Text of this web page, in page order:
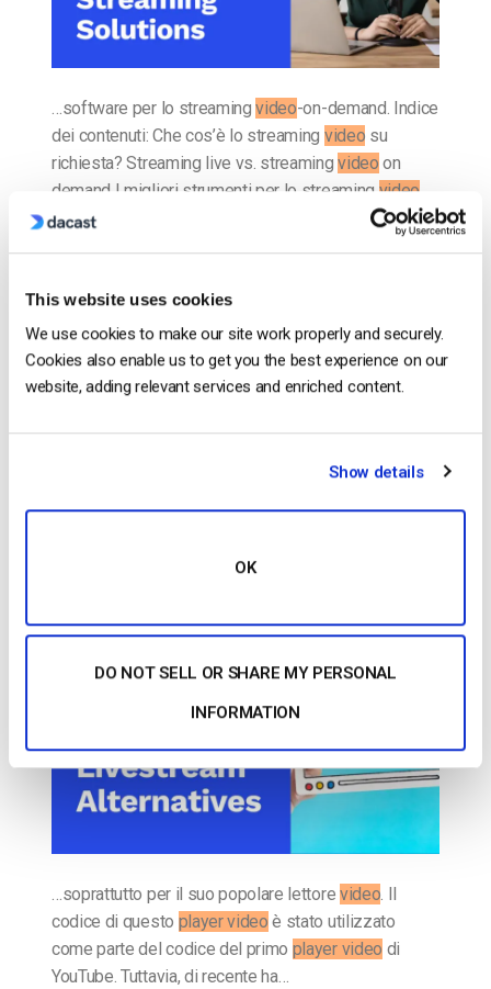
This website uses cookies
We use cookies to make our site work properly and securely.
Cookies also enable us to get you the best experience on our
website, adding relevant services and enriched content.
Show details
OK
DO NOT SELL OR SHARE MY PERSONAL
INFORMATION
…software per lo streamingvideo-on-demand. Indice
dei contenuti: Che cos’è lo streaming video su
richiesta? Streaming live vs. streamingvideo on
demand I migliori strumenti per lo streaming video
on…
CONTINUA A LEGGERE→
Inserito inIl blog degli esperti di video dacast
Il blog degli esperti di video
Le 15 migliori alternative a Livestream:
…soprattutto per il suo popolare lettore video. Il
codice di questo player video è stato utilizzato
come parte del codice del primo player video di
YouTube. Tuttavia, di recente ha…